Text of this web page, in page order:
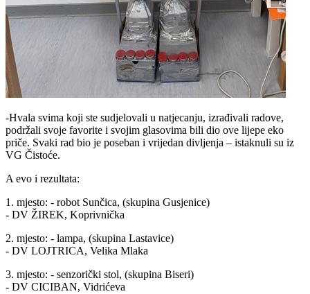
-Hvala svima koji ste sudjelovali u natjecanju, izrađivali radove,
podržali svoje favorite i svojim glasovima bili dio ove lijepe eko
priče. Svaki rad bio je poseban i vrijedan divljenja – istaknuli su iz
VG Čistoće.
A evo i rezultata:
1. mjesto: - robot Sunčica, (skupina Gusjenice)
- DV ŽIREK, Koprivnička
2. mjesto: - lampa, (skupina Lastavice)
- DV LOJTRICA, Velika Mlaka
3. mjesto: - senzorički stol, (skupina Biseri)
- DV CICIBAN, Vidrićeva